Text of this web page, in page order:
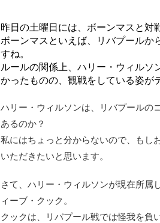
昨日の土曜日には、ボーンマスと対
ボーンマスといえば、リバプールか
すね。
ルールの関係上、ハリー・ウィルソ
かったものの、観戦をしている姿が
ハリー・ウィルソンは、リバプールの
あるのか？
私にはちょっと分からないので、もし
いただきたいと思います。
さて、ハリー・ウィルソンが現在所属
ィーブ・クック。
クックは、リバプール戦では怪我を負